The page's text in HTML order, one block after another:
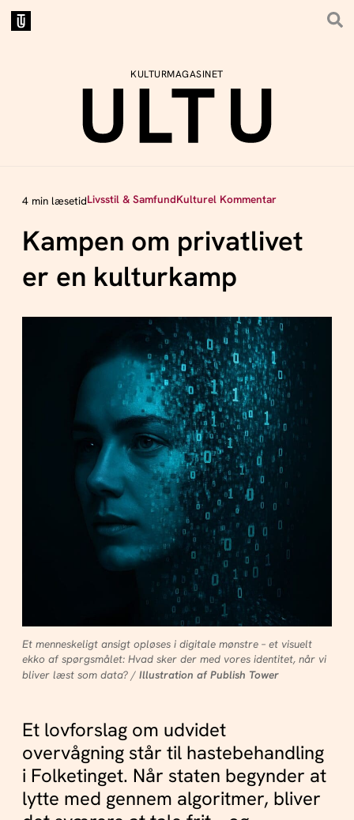
KULTURMAGASINET
4 min læsetidLivsstil & SamfundKulturel Kommentar
Kampen om privatlivet
er en kulturkamp
Et menneskeligt ansigt opløses i digitale mønstre – et visuelt
ekko af spørgsmålet: Hvad sker der med vores identitet, når vi
bliver læst som data? / Illustration af Publish Tower
Et lovforslag om udvidet
overvågning står til hastebehandling
i Folketinget. Når staten begynder at
lytte med gennem algoritmer, bliver